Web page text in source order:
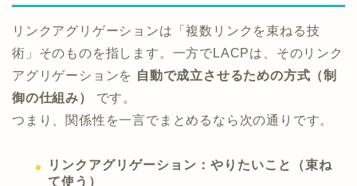
リンクアグリゲーションは「複数リンクを束ねる技
術」そのものを指します。一方でLACPは、そのリンク
アグリゲーションを 自動で成立させるための方式（制
御の仕組み）
です。
つまり、関係性を一言でまとめるなら次の通りです。
リンクアグリゲーション：やりたいこと（束ね
て使う）